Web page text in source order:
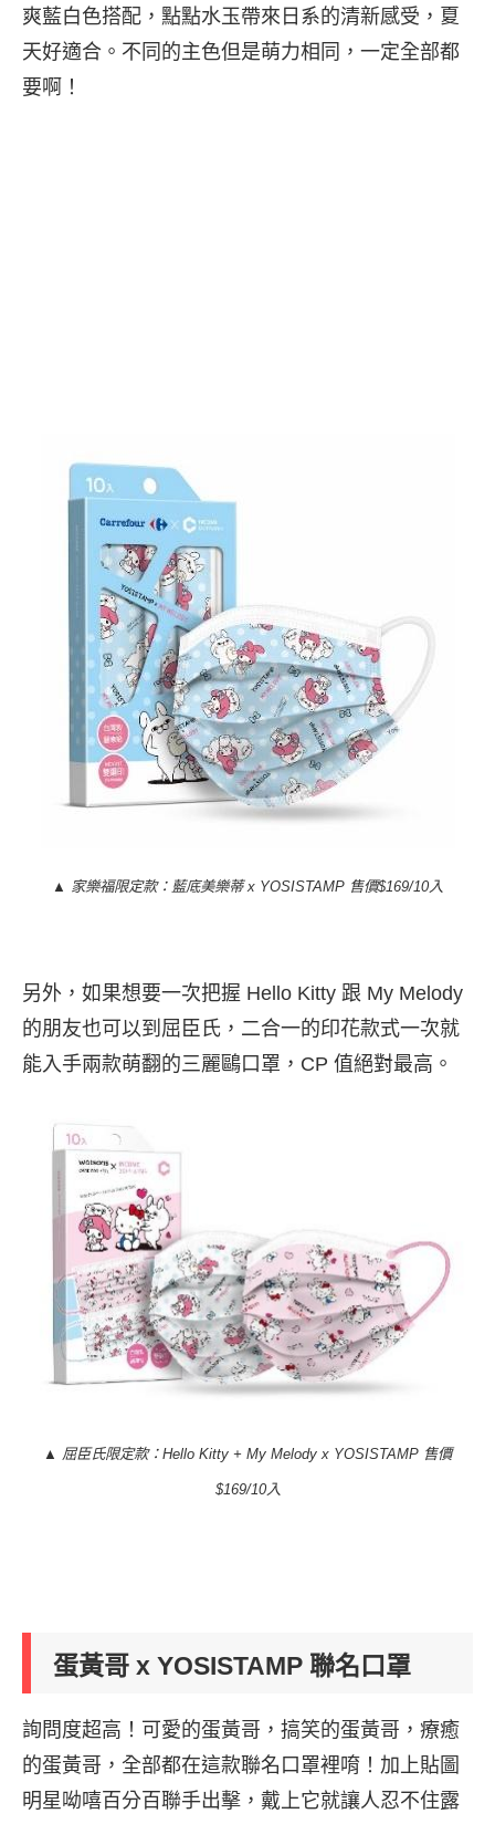
爽藍白色搭配，點點水玉帶來日系的清新感受，夏
天好適合。不同的主色但是萌力相同，一定全部都
要啊！
▲ 家樂福限定款：藍底美樂蒂 x YOSISTAMP 售價$169/10入
另外，如果想要一次把握 Hello Kitty 跟 My Melody
的朋友也可以到屈臣氏，二合一的印花款式一次就
能入手兩款萌翻的三麗鷗口罩，CP 值絕對最高。
▲ 屈臣氏限定款：Hello Kitty + My Melody x YOSISTAMP 售價
$169/10入
蛋黃哥 x YOSISTAMP 聯名口罩
詢問度超高！可愛的蛋黃哥，搞笑的蛋黃哥，療癒
的蛋黃哥，全部都在這款聯名口罩裡唷！加上貼圖
明星呦嘻百分百聯手出擊，戴上它就讓人忍不住露